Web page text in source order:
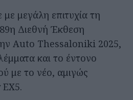
μεγάλη επιτυχία τη
Διεθνή Έκθεση
Auto Thessaloniki 2025,
και το έντονο
με το νέο, αμιγώς